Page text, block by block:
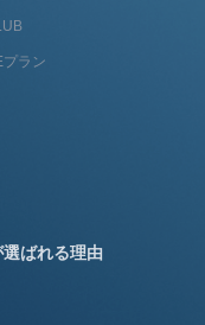
プラン
ばれる理由